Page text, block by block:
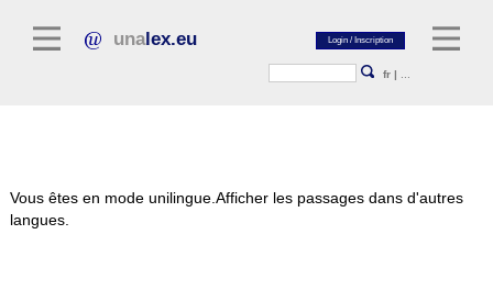
unalex.eu
fr |
Vous êtes en mode unilingue. Afficher les passages dans d'autres
langues.